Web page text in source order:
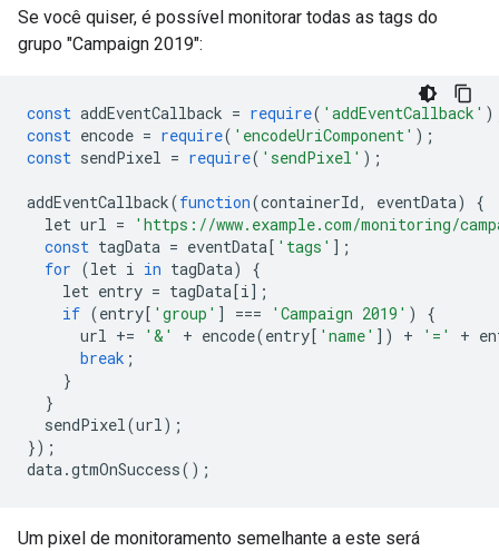
Se você quiser, é possível monitorar todas as tags do
grupo "Campaign 2019":
const addEventCallback = require( 'addEventCallback'
const encode = require( 'encodeUriComponent' );
const sendPixel = require( 'sendPixel' );
addEventCallback(function(containerId, eventData)
{
let url =
'https://www.example.com/monitoring/
const tagData = eventData [ 'tags' ];
for (let i in tagData)
{
let entry = tagData [i];
if (entry [ 'group' ] === 'Campaign 2019' )
{
url += '&' + encode(entry [ 'name' ]) + '=' +
break ;
}
}
sendPixel(url);
});
data.gtmOnSuccess();
Um pixel de monitoramento semelhante a este será